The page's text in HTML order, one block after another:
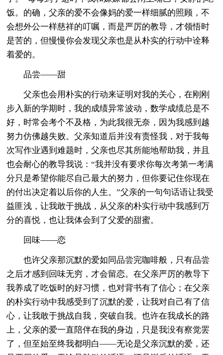
饭。的确，父亲的爱不会像妈的爱一样细腻的照顾，不
会想外公一样慈祥的叮嘱，而是严厉的教导，才领悟时
是苦的，但慢慢你会发现父亲也是从朴实的行动中诠释
着爱的。
品尝――甜
父亲也会用朴实的行动来证明对我的关心，在刚刚
步入新的学期时，我的成绩异常波动，数学成绩总是不
好，时常会考个不及格，为此我很无奈，因为我感到越
努力仿佛越失败。父亲知道后并没有责怪我，对于我每
次写作业遇到难题时，父亲也尽其所能地帮助我，并且
也会耐心的教导我说：“我并没有要求你每次考第一考满
分只是希望你能尽自己最大的努力，但你要记住你现在
的付出决定着以后你的人生。”父亲的一句句话语让我受
益匪浅，让我敢于挑战，从父亲的朴实行动中我感到万
分的喜悦，也让我体会到了父爱的甜蜜。
回味――恋
也许父亲那沉默的爱如同品尝完咖啡般，只有品尝
之后才感到回味无穷，才会留恋。在父亲严厉的教导下
我养成了吃饭时的好习惯，也对背书有了信心；在父亲
的朴实行动中我感受到了沉默的爱，让我对自己有了信
心，让我敢于挑战自我，突破自我。也许在我成长的路
上，父亲的爱一直陪伴在我的身边，只是我没有察觉罢
了，但至始至终我都明白――无论是父亲沉默的爱，还